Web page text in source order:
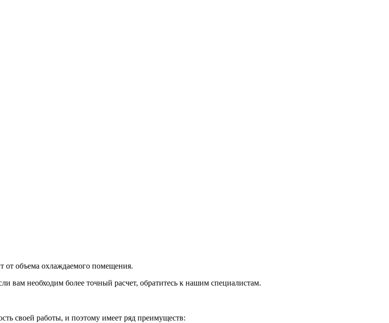
от объема охлаждаемого помещения.
вам необходим более точный расчет, обратитесь к нашим специалистам.
своей работы, и поэтому имеет ряд преимуществ: